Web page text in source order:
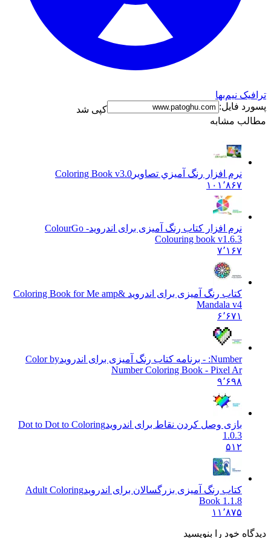
نیم‌بها
فایل:
کپی شد
مشابه
نرم افزار رنگ آميزي تصاوير Coloring Book v3.0
۱۰۱٬۸۶۷
نرم افزار کتاب رنگ آمیزی برای اندروید ColourGo -
Colouring book v1.6.3
کتاب رنگ آمیزی برای اندروید &Coloring Book for Me amp
Mandala v4
Number: - برنامه کتاب رنگ آمیزی برای اندروید
Color by
Number Coloring Book - Pixel Ar
بازی وصل کردن نقاط برای اندروید Dot to Dot to Coloring
کتاب رنگ آمیزی بزرگسالان برای اندروید Adult Coloring
Book 1.1.8
۱۱٬۸۷۵
خود را بنویسید